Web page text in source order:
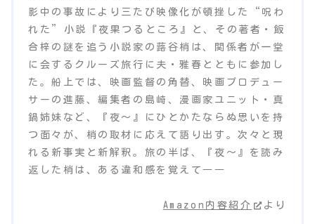
影中の事故により三たび映像化が頓挫した“呪わ
れた”小説『夜果つるところ』と、その著者・飯
合梓の謎を追う小説家の蕗谷梢は、関係者が一堂
に会するクルーズ旅行に夫・雅春とともに参加し
た。船上では、映画監督の角替、映画プロデュー
サーの進藤、編集者の島崎、漫画家ユニット・真
鍋姉妹など、『夜～』にひとかたならぬ思いを持
つ面々が、梢の取材に応えて語り出す。次々と現
れる新事実と新解釈。旅の半ば、『夜～』を読み
返した梢は、ある違和感を覚えて――
Amazon内容紹介 より